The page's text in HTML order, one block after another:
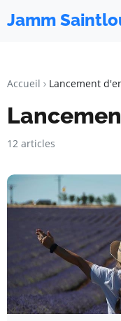
Jamm
Accueil Lancement
12 articles